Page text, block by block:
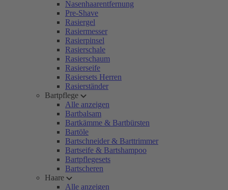
Nasenhaarentfernung
Pre-Shave
Rasiergel
Rasiermesser
Rasierpinsel
Rasierschale
Rasierschaum
Rasierseife
Rasiersets Herren
Rasierständer
Bartpflege
Alle anzeigen
Bartbalsam
Bartkämme & Bartbürsten
Bartöle
Bartschneider & Barttrimmer
Bartseife & Bartshampoo
Bartpflegesets
Bartscheren
Haare
Alle anzeigen